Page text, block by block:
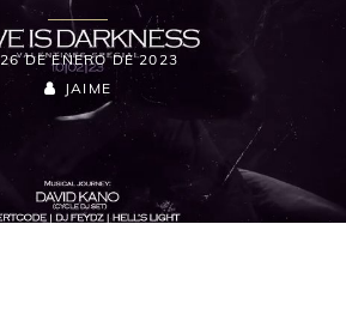
26 DE ENERO DE 2023
JAIME